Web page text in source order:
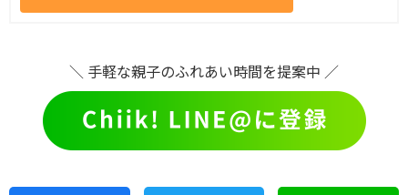
＼ 手軽な親子のふれあい時間を提案中 ／